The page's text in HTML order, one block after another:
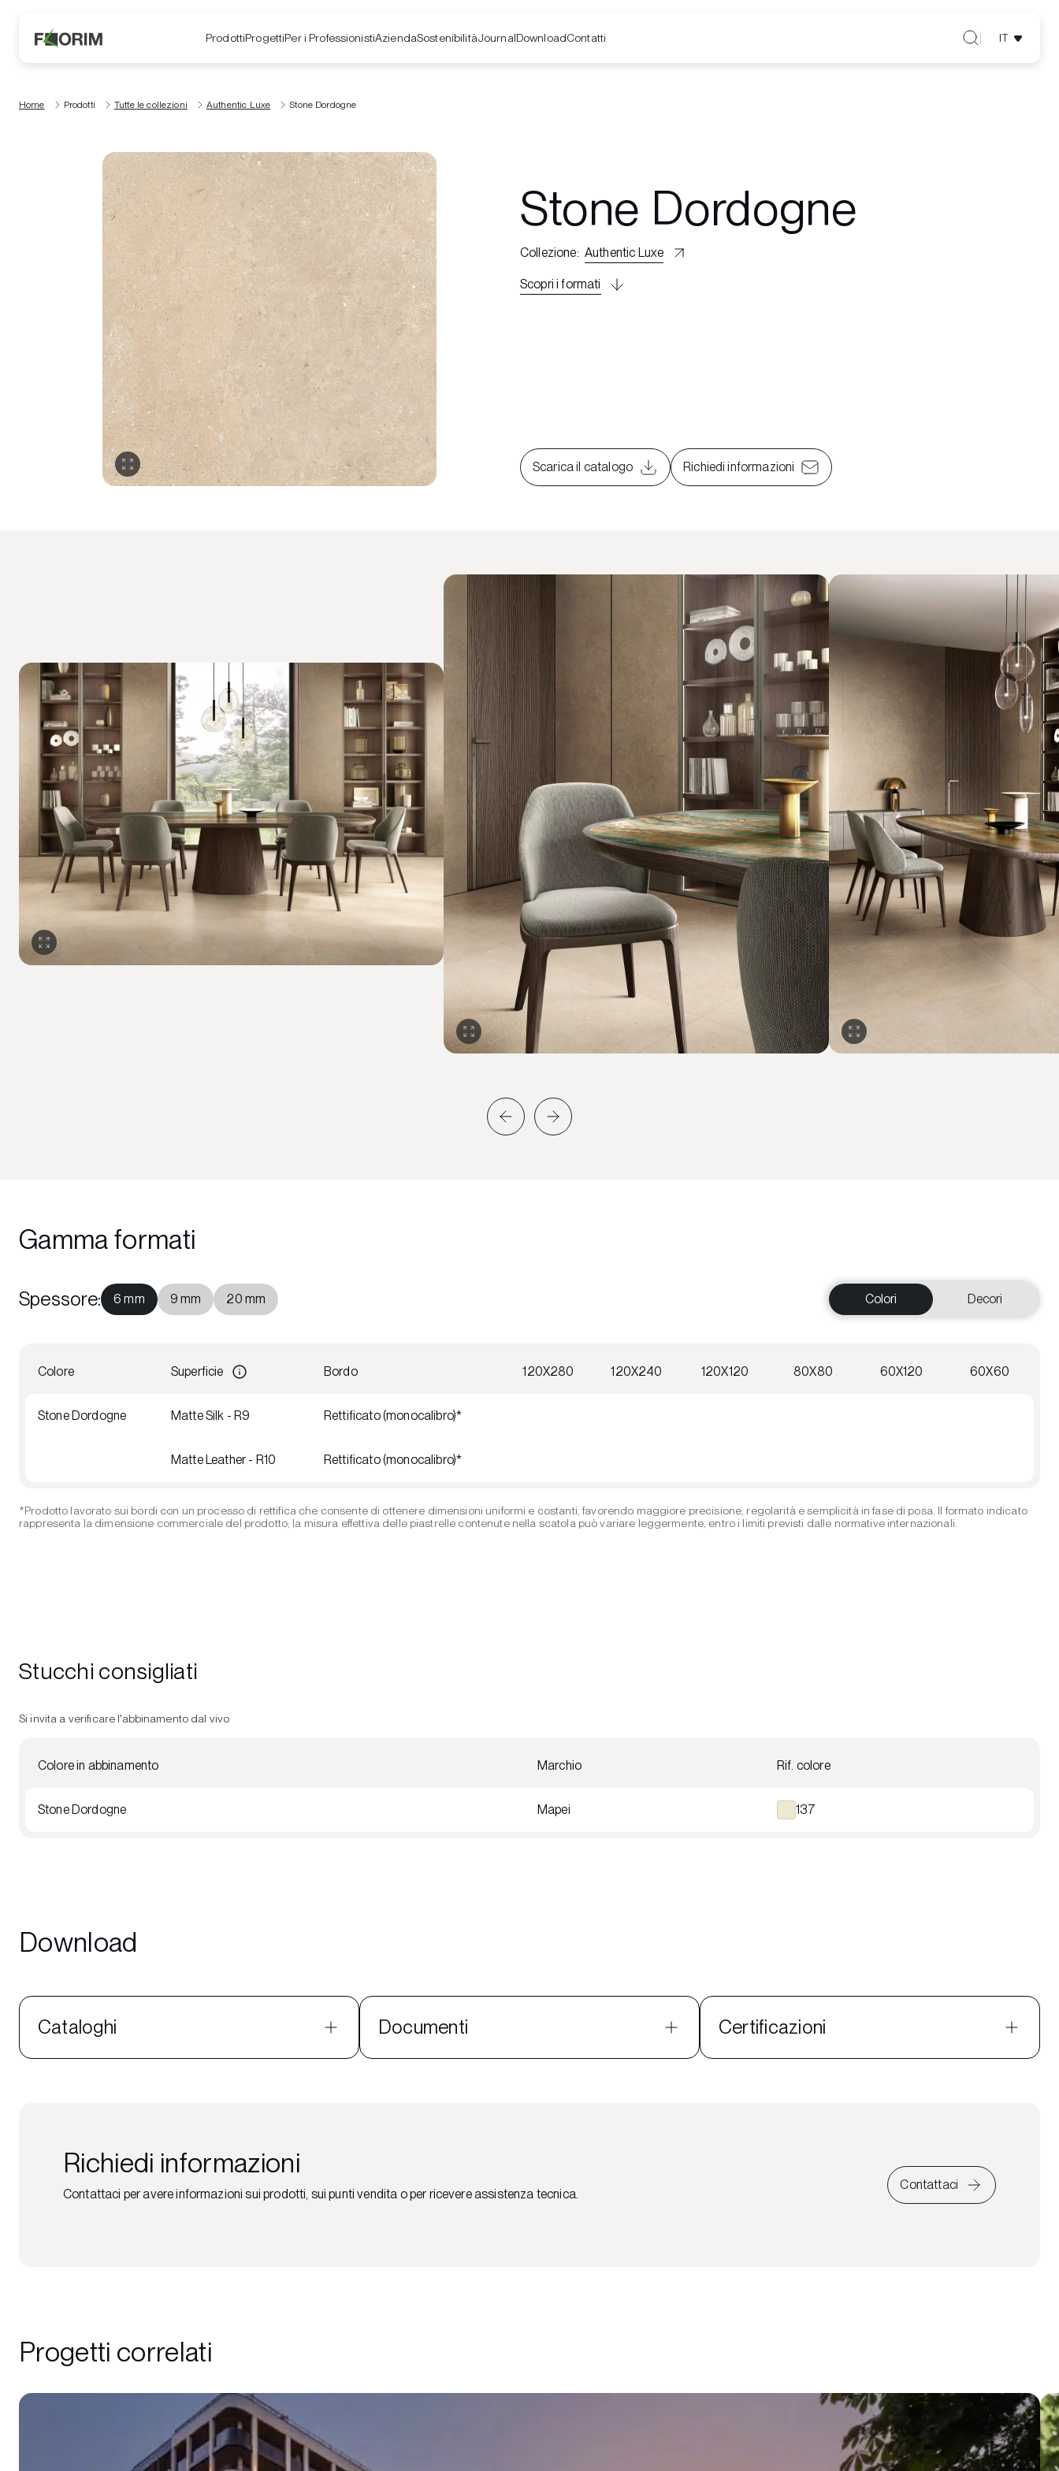
ProdottiProgettiPer i ProfessionistiAziendaSostenibilitàJournalDownloadContatti IT
Home Prodotti Tutte le collezioni Authentic Luxe Stone Dordogne
Stone Dordogne
Collezione: Authentic Luxe
Scopri i formati
Scarica il catalogo Richiedi informazioni
Gamma formati
Spessore: 6 mm 9 mm 20 mm Colori Decori
Colore Superficie Bordo 120X280 120X240 120X120 80X80 60X120 60X60
Stone Dordogne Matte Silk - R9 Rettificato (monocalibro)*
Matte Leather - R10 Rettificato (monocalibro)*
*Prodotto lavorato sui bordi con un processo di rettifica che consente di ottenere dimensioni uniformi e costanti, favorendo maggiore precisione, regolarità e semplicità in fase di posa. Il formato indicato
rappresenta la dimensione commerciale del prodotto; la misura effettiva delle piastrelle contenute nella scatola può variare leggermente, entro i limiti previsti dalle normative internazionali.
Stucchi consigliati
Si invita a verificare l'abbinamento dal vivo
Colore in abbinamento Marchio Rif. colore
Stone Dordogne Mapei 137
Download
Cataloghi Documenti Certificazioni
Richiedi informazioni
Contattaci per avere informazioni sui prodotti, sui punti vendita o per ricevere assistenza tecnica.
Contattaci
Progetti correlati